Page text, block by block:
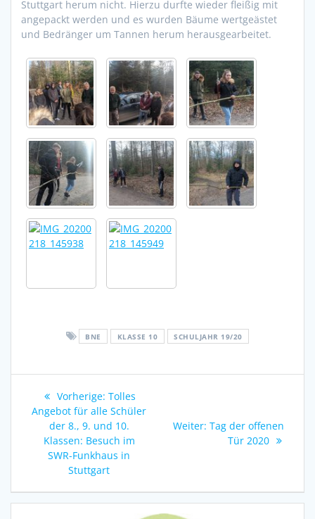
Stuttgart herum nicht. Hierzu durfte wieder fleißig mit
angepackt werden und es wurden Bäume wertgeästet
und Bedränger um Tannen herum herausgearbeitet.
BNE KLASSE 10 SCHULJAHR 19/20
Beitragsnavigation
Vorherige: Vorheriger
Beitrag:
Tolles
Angebot für alle Schüler
der 8., 9. und 10.
Klassen: Besuch im
SWR-Funkhaus in
Stuttgart
Weiter: Nächster
Beitrag:
Tag der offenen
Tür 2020